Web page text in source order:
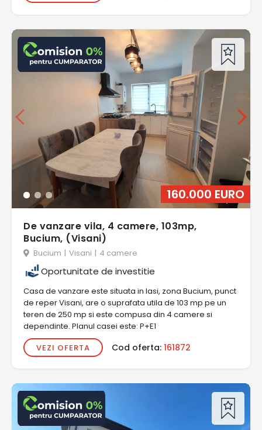
160.000 EURO
De vanzare vila, 4 camere, 103mp,
Bucium, (Visani)
Bucium | Visani | 4 camere
Oportunitate de investitie
Casa de vanzare este situata in Iasi, zona Bucium, punct
de reper Visani, are o suprafata utila de 103 mp pe un
teren de 250 mp si este compusa din 4 camere si
dependinte. Planul casei este: P+E1
VEZI OFERTA
Cod oferta: 161872